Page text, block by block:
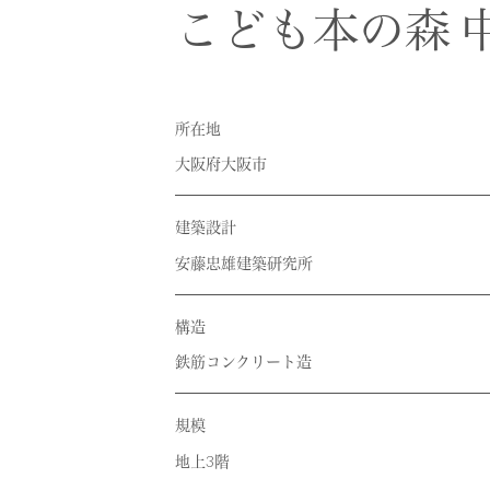
RECRUIT
CONTACT
こども本の森
所在地
大阪府大阪市
建築設計
安藤忠雄建築研究所
構造
鉄筋コンクリート造
規模
地上3階